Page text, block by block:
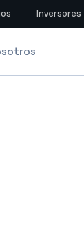
nosotros
Inversores